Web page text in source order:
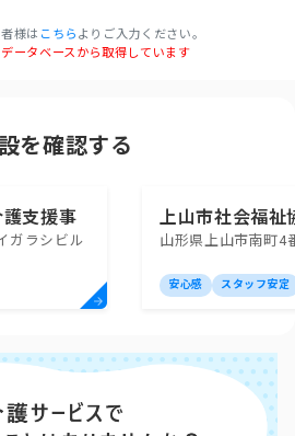
様は こちら よりご入力ください。
ータベースから取得しています
を確認する
支援事
ガラシビル
上山市社会福
宅介護支援事業
山形県上山市南町4
安心感 スタッフ安定